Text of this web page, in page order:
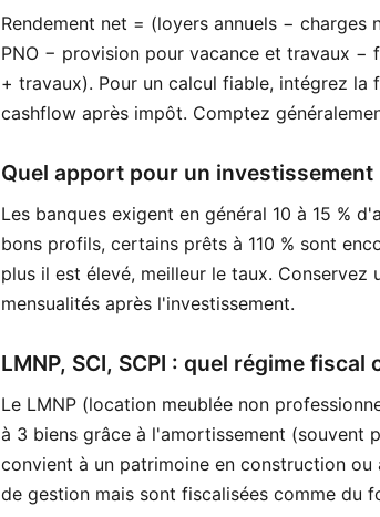
Rendement net = (loyers annuels −
PNO − provision pour vacance et travaux
+ travaux). Pour un calcul fiable, intégrez la
cashflow après impôt. Comptez
Quel apport pour un investissement
Les banques exigent en général 10 à 15 %
bons profils, certains prêts à 110 % sont
plus il est élevé, meilleur le taux.
mensualités après l'investissement.
LMNP, SCI, SCPI : quel régime fiscal
Le LMNP (location meublée non
à 3 biens grâce à l'amortissement (souvent
convient à un patrimoine en construction ou
de gestion mais sont fiscalisées comme du